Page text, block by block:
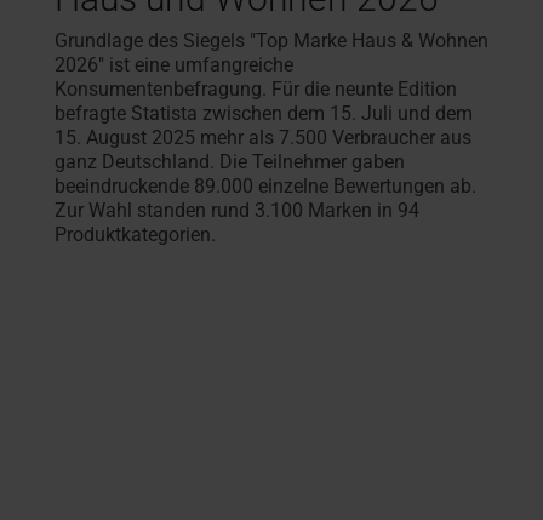
Grundlage des Siegels "Top Marke Haus & Wohnen
2026" ist eine umfangreiche
Konsumentenbefragung. Für die neunte Edition
befragte Statista zwischen dem 15. Juli und dem
15. August 2025 mehr als 7.500 Verbraucher aus
ganz Deutschland. Die Teilnehmer gaben
beeindruckende 89.000 einzelne Bewertungen ab.
Zur Wahl standen rund 3.100 Marken in 94
Produktkategorien.